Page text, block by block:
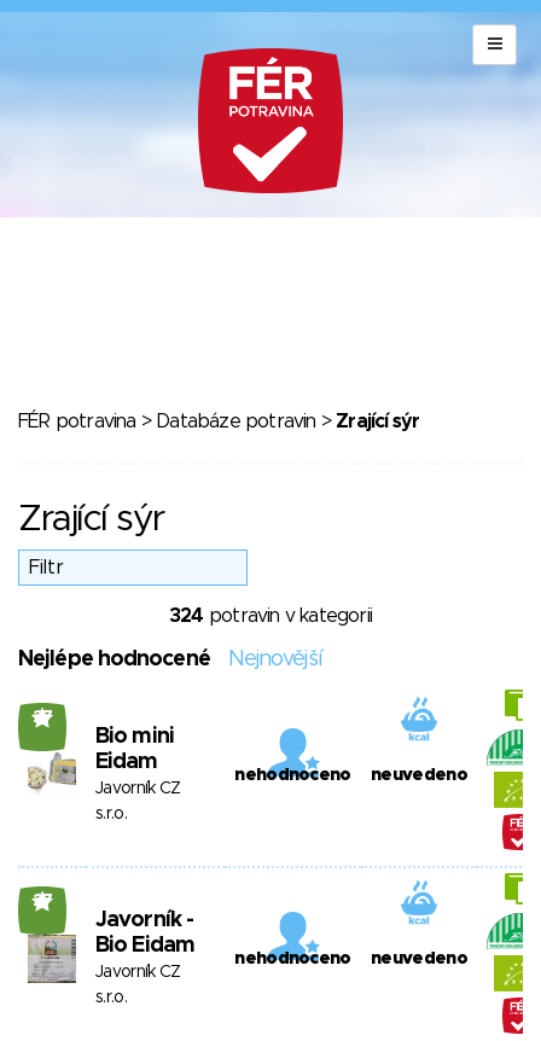
FÉR potravina > Databáze potravin > Zrající sýr
Zrající sýr
324 potravin v kategorii
Nejlépe hodnocené Nejnovější
27
Bio mini
Eidam
Javorník CZ
s.r.o.
nehodnoceno neuvedeno
27
Javorník -
Bio Eidam
Javorník CZ
s.r.o.
nehodnoceno neuvedeno